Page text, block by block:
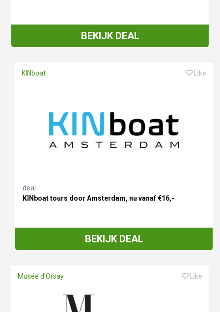
BEKIJK DEAL
KINboat Like
deal
KINboat tours door Amsterdam, nu vanaf €16,-
BEKIJK DEAL
Musée d'Orsay Like